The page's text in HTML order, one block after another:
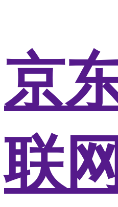
京
联